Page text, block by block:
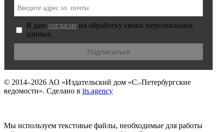
Я даю согласие на обработку своих персональных
данных.
© 2014–2026 АО «Издательский дом «С.-Петербургские
ведомости». Сделано в its.agency
Мы используем текстовые файлы, необходимые для работы